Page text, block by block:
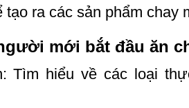
ra các sản phẩm chay
mới bắt đầu ăn
Tìm hiểu về các loại